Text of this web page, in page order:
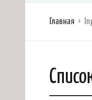
Главная